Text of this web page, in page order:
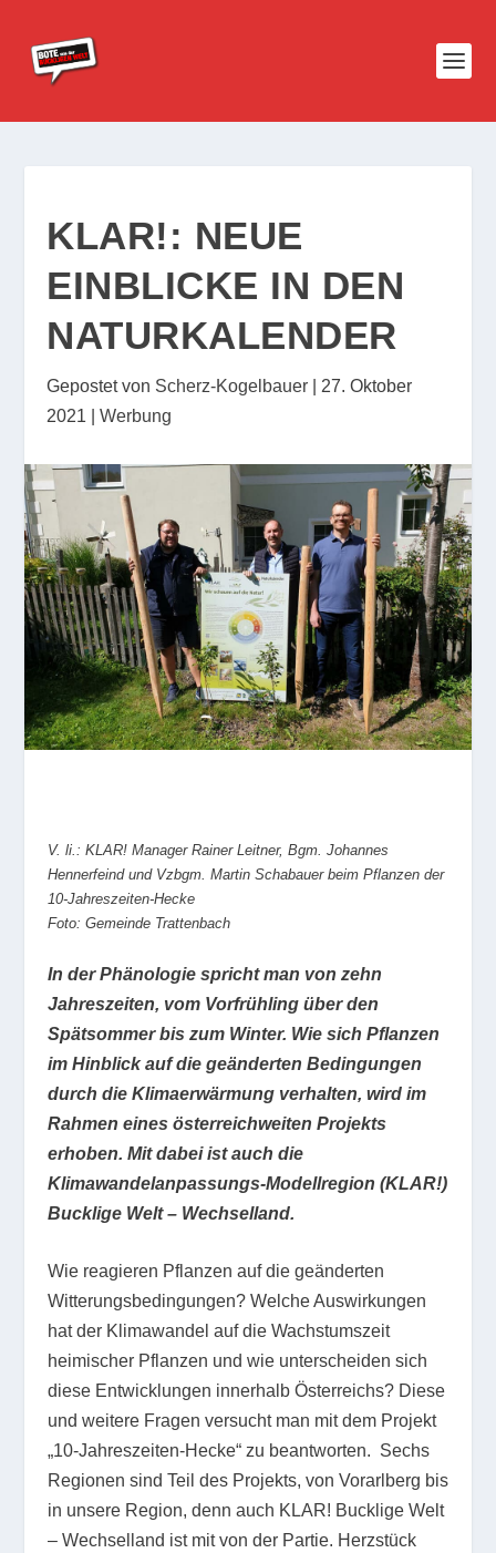
KLAR!: NEUE
EINBLICKE IN DEN
NATURKALENDER
Gepostet von Scherz-Kogelbauer
27. Oktober
2021 |Werbung
V. li.: KLAR! Manager Rainer Leitner, Bgm. Johannes
Hennerfeind und Vzbgm. Martin Schabauer beim Pflanzen der
10-Jahreszeiten-Hecke
Foto: Gemeinde Trattenbach
In der Phänologie spricht man von zehn
Jahreszeiten, vom Vorfrühling über den
Spätsommer bis zum Winter. Wie sich Pflanzen
im Hinblick auf die geänderten Bedingungen
durch die Klimaerwärmung verhalten, wird im
Rahmen eines österreichweiten Projekts
erhoben. Mit dabei ist auch die
Klimawandelanpassungs-Modellregion (KLAR!)
Bucklige Welt – Wechselland.
Wie reagieren Pflanzen auf die geänderten
Witterungsbedingungen? Welche Auswirkungen
hat der Klimawandel auf die Wachstumszeit
heimischer Pflanzen und wie unterscheiden sich
diese Entwicklungen innerhalb Österreichs? Diese
und weitere Fragen versucht man mit dem Projekt
„10-Jahreszeiten-Hecke“ zu beantworten. Sechs
Regionen sind Teil des Projekts, von Vorarlberg bis
in unsere Region, denn auch KLAR! Bucklige Welt
– Wechselland ist mit von der Partie. Herzstück